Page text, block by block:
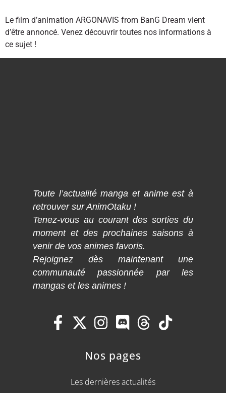
Le film d’animation ARGONAVIS from BanG Dream vient
d’être annoncé. Venez découvrir toutes nos informations à
ce sujet !
Toute l’actualité manga et anime est à
retrouver sur AnimOtaku !
Tenez-vous au courant des sorties du
moment et des prochaines saisons à
venir de vos animes favoris.
Rejoignez dès maintenant une
communauté passionnée par les
mangas et les animes !
Nos pages
Les dernières actualités